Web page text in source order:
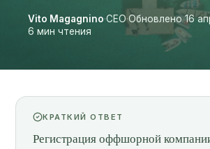
Vito Magagnino·CEO·Обновлено 16
6 мин чтения
КРАТКИЙ ОТВЕТ
Регистрация оффшорной